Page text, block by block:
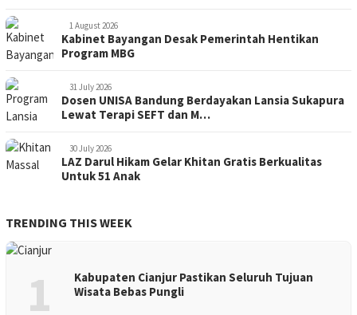
1 August 2026
Kabinet Bayangan Desak Pemerintah Hentikan
Program MBG
31 July 2026
Dosen UNISA Bandung Berdayakan Lansia Sukapura
Lewat Terapi SEFT dan M…
30 July 2026
LAZ Darul Hikam Gelar Khitan Gratis Berkualitas
Untuk 51 Anak
TRENDING THIS WEEK
1
Kabupaten Cianjur Pastikan Seluruh Tujuan
Wisata Bebas Pungli